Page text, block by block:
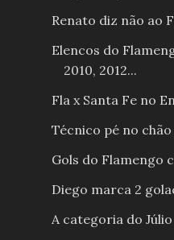
Renato diz não ao
Elencos do
2010, 2012...
Fla x Santa Fe no
Técnico pé no chão
Gols do Flamengo
Diego marca 2
A categoria do